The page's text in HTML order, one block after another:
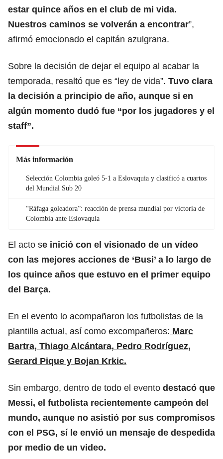
estar quince años en el club de mi vida.
Nuestros caminos se volverán a encontrar”,
afirmó emocionado el capitán azulgrana.
Sobre la decisión de dejar el equipo al acabar la
temporada, resaltó que es “ley de vida”. Tuvo clara
la decisión a principio de año, aunque si en
algún momento dudó fue “por los jugadores y el
staff”.
Más información
Selección Colombia goleó 5-1 a Eslovaquia y clasificó a cuartos
del Mundial Sub 20
“Ráfaga goleadora”: reacción de prensa mundial por victoria de
Colombia ante Eslovaquia
El acto se inició con el visionado de un vídeo
con las mejores acciones de ‘Busi’ a lo largo de
los quince años que estuvo en el primer equipo
del Barça.
En el evento lo acompañaron los futbolistas de la
plantilla actual, así como excompañeros: Marc
Bartra, Thiago Alcántara, Pedro Rodríguez,
Gerard Pique y Bojan Krkic.
Sin embargo, dentro de todo el evento destacó que
Messi, el futbolista recientemente campeón del
mundo, aunque no asistió por sus compromisos
con el PSG, sí le envió un mensaje de despedida
por medio de un video.